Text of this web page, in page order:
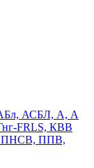
АСБЛ, А, А
FRLS, КВВ
ППВ,